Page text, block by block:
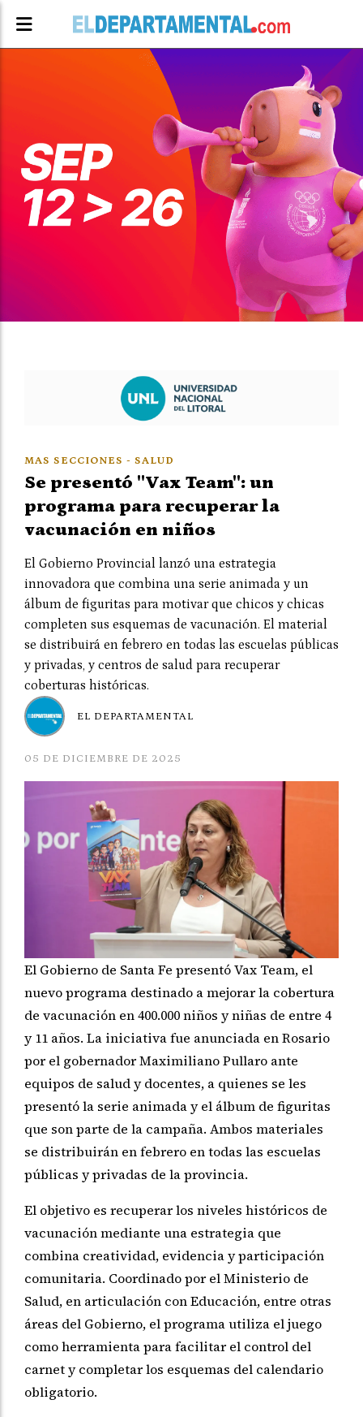
Se presentó "Vax Team": un
programa para recuperar la
vacunación en niños
El Gobierno Provincial lanzó una estrategia
innovadora que combina una serie animada y un
álbum de figuritas para motivar que chicos y chicas
completen sus esquemas de vacunación. El material
se distribuirá en febrero en todas las escuelas públicas
y privadas, y centros de salud para recuperar
coberturas históricas.
MAS SECCIONES - SALUD
05 DE DICIEMBRE DE 2025
EL DEPARTAMENTAL
El Gobierno de Santa Fe presentó Vax Team, el
nuevo programa destinado a mejorar la cobertura
de vacunación en 400.000 niños y niñas de entre 4
y 11 años. La iniciativa fue anunciada en Rosario
por el gobernador Maximiliano Pullaro ante
equipos de salud y docentes, a quienes se les
presentó la serie animada y el álbum de figuritas
que son parte de la campaña. Ambos materiales
se distribuirán en febrero en todas las escuelas
públicas y privadas de la provincia.
El objetivo es recuperar los niveles históricos de
vacunación mediante una estrategia que
combina creatividad, evidencia y participación
comunitaria. Coordinado por el Ministerio de
Salud, en articulación con Educación, entre otras
áreas del Gobierno, el programa utiliza el juego
como herramienta para facilitar el control del
carnet y completar los esquemas del calendario
obligatorio.